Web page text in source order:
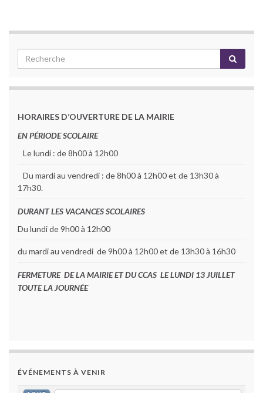
HORAIRES D’OUVERTURE DE LA MAIRIE
EN PÉRIODE SCOLAIRE
Le lundi : de 8h00 à 12h00
Du mardi au vendredi : de 8h00 à 12h00 et de 13h30 à
17h30.
DURANT LES VACANCES SCOLAIRES
Du lundi de 9h00 à 12h00
du mardi au vendredi de 9h00 à 12h00 et de 13h30 à 16h30
FERMETURE DE LA MAIRIE ET DU CCAS LE LUNDI 13 JUILLET
TOUTE LA JOURNÉE
ÉVÉNEMENTS À VENIR